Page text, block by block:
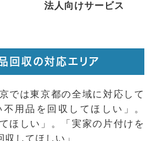
法人向けサービス
回収の対応エリア
では東京都の全域に対応して
用品を回収してほしい」。
ほしい」。「実家の片付けを
してほしい」